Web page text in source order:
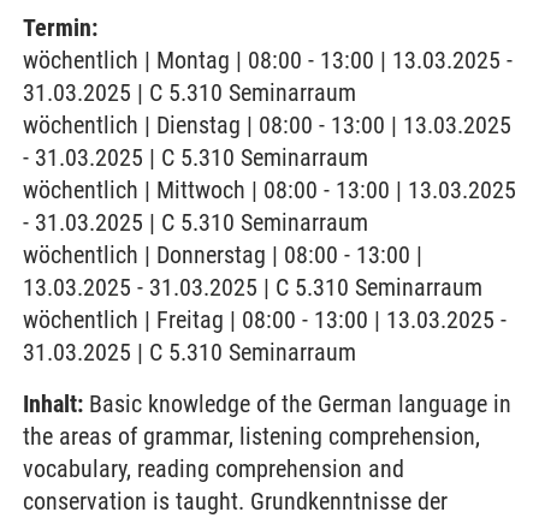
Termin:
wöchentlich | Montag | 08:00 - 13:00 | 13.03.2025 -
31.03.2025 | C 5.310 Seminarraum
wöchentlich | Dienstag | 08:00 - 13:00 | 13.03.2025
- 31.03.2025 | C 5.310 Seminarraum
wöchentlich | Mittwoch | 08:00 - 13:00 | 13.03.2025
- 31.03.2025 | C 5.310 Seminarraum
wöchentlich | Donnerstag | 08:00 - 13:00 |
13.03.2025 - 31.03.2025 | C 5.310 Seminarraum
wöchentlich | Freitag | 08:00 - 13:00 | 13.03.2025 -
31.03.2025 | C 5.310 Seminarraum
Inhalt: Basic knowledge of the German language in
the areas of grammar, listening comprehension,
vocabulary, reading comprehension and
conservation is taught. Grundkenntnisse der